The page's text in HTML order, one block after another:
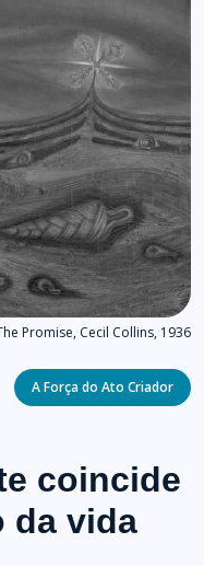
Promise, Cecil Collins, 1936
Categories
A Força do Ato Criador
coincide
da vida